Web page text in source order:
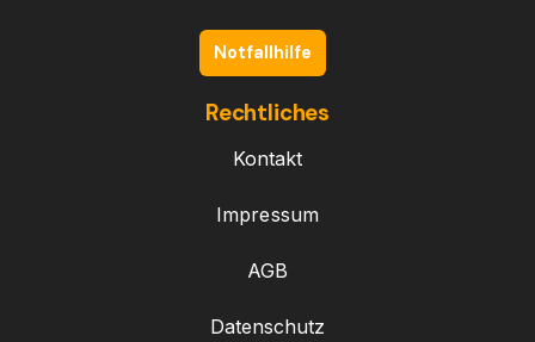
Notfallhilfe
Rechtliches
Kontakt
Impressum
AGB
Datenschutz